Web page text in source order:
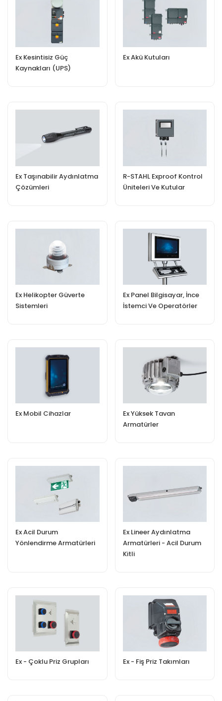
Ex Kesintisiz Güç
Kaynakları (UPS)
Ex Akü Kutuları
Ex Taşınabilir Aydınlatma
Çözümleri
R-STAHL Exproof Kontrol
Üniteleri Ve Kutular
Ex Helikopter Güverte
Sistemleri
Ex Panel Bilgisayar, İnce
İstemci Ve Operatörler
Ex Mobil Cihazlar
Ex Yüksek Tavan
Armatürler
Ex Acil Durum
Yönlendirme Armatürleri
Ex Lineer Aydınlatma
Armatürleri - Acil Durum
Kitli
Ex - Çoklu Priz Grupları Ex - Fiş Priz Takımları